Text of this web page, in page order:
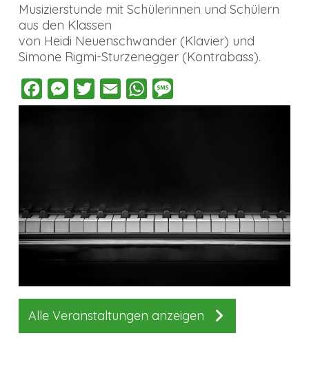
Musizierstunde mit Schülerinnen und Schülern
aus den Klassen
von Heidi Neuenschwander (Klavier) und
Simone Rigmi-Sturzenegger (Kontrabass).
FacebookMessenger
Twitter Email WhatsApp
Alle Veranstaltungen anzeigen